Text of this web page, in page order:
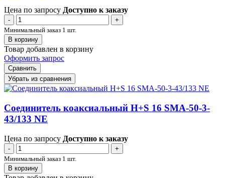
Цена по запросу Доступно к заказу
-
+
Минимальный заказ 1 шт.
В корзину
Товар добавлен в корзину
Оформить запрос
Сравнить
Убрать из сравнения
Соединитель коаксиальный H+S 16 SMA-50-3-
43/133 NE
Цена по запросу Доступно к заказу
-
+
Минимальный заказ 1 шт.
В корзину